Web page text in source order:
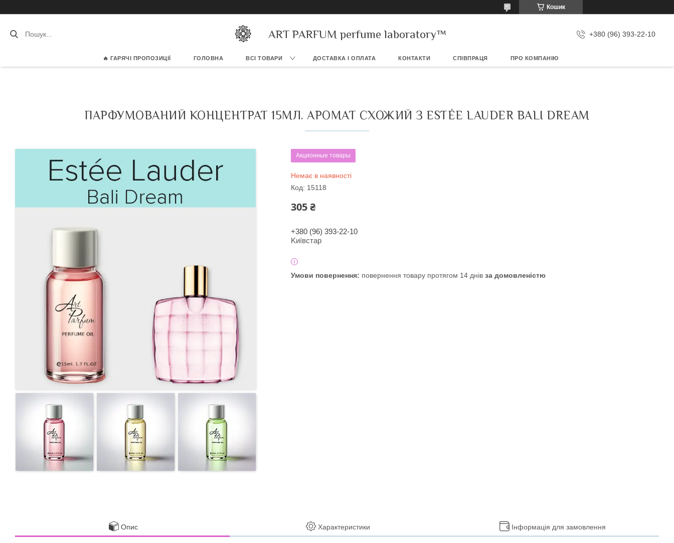
Кошик
ART PARFUM perfume laboratory™ +380 (96) 393-22-10
🔥 ГАРЯЧІ ПРОПОЗИЦІЇ ГОЛОВНА ВСІ ТОВАРИ ДОСТАВКА І ОПЛАТА КОНТАКТИ СПІВПРАЦЯ ПРО КОМПАНІЮ
ПАРФУМОВАНИЙ КОНЦЕНТРАТ 15МЛ. АРОМАТ СХОЖИЙ З ESTÉE LAUDER BALI DREAM
Акционные товары
Немає в наявності
Код: 15118
305 ₴
+380 (96) 393-22-10
Kиївcтaр
повернення товару протягом 14 днів за домовленістю
Опис Характеристики Інформація для замовлення